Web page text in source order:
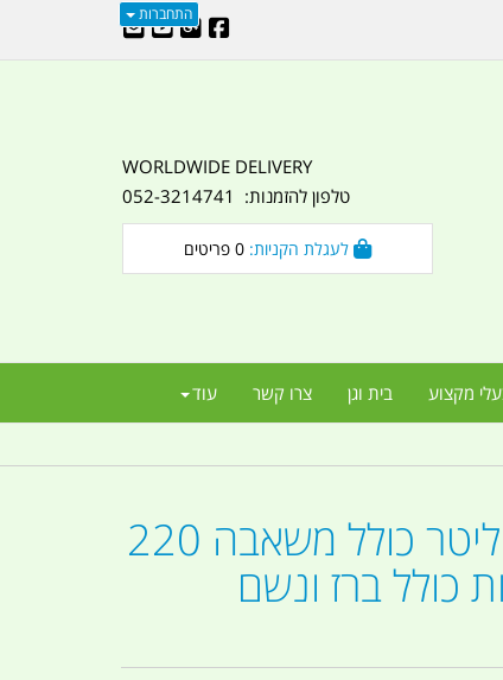
התחברות
WORLDWIDE DELIVERY
טלפון להזמנות: 052-3214741
0
מקצוע בית וגן צרו קשר עוד
מיכל מים 90 ליטר כולל משאבה 220
כולל ברז ונשם